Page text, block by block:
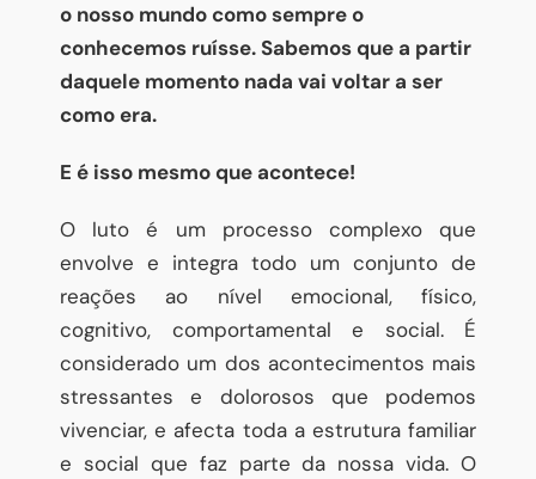
o nosso mundo como sempre o
conhecemos ruísse. Sabemos que a partir
daquele momento nada vai voltar a ser
como era.
E é isso mesmo que acontece!
O luto é um processo complexo que
envolve e integra todo um conjunto de
reações ao nível emocional, físico,
cognitivo, comportamental e social. É
considerado um dos acontecimentos mais
stressantes e dolorosos que podemos
vivenciar, e afecta toda a estrutura familiar
e social que faz parte da nossa vida. O